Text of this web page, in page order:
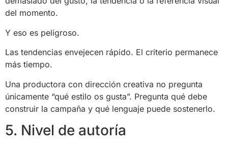
del momento.
Y eso es peligroso.
Las tendencias envejecen rápido. El criterio permanece
más tiempo.
Una productora con dirección creativa no pregunta
únicamente “qué estilo os gusta”. Pregunta qué debe
construir la campaña y qué lenguaje puede sostenerlo.
5. Nivel de autoría